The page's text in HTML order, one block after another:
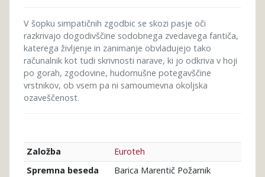
V šopku simpatičnih zgodbic se skozi pasje oči
razkrivajo dogodivščine sodobnega zvedavega fantiča,
katerega življenje in zanimanje obvladujejo tako
računalnik kot tudi skrivnosti narave, ki jo odkriva v hoji
po gorah, zgodovine, hudomušne potegavščine
vrstnikov, ob vsem pa ni samoumevna okoljska
ozaveščenost.
Založba
Euroteh
Spremna beseda
Barica Marentič Požarnik